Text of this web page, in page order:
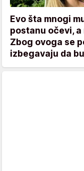
Evo šta mnogi
postanu očevi,
Zbog ovoga se
izbegavaju da